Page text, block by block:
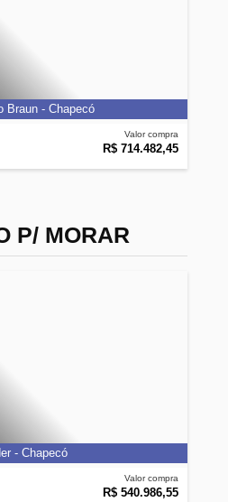
Valor compra
R$ 714.482,45
Braun - Chapecó
P/ MORAR
Valor compra
R$ 540.986,55
- Chapecó